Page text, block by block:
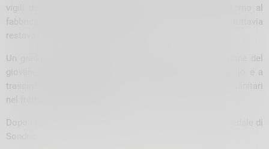
vigili del fuoco per posizionare le reti di sicurezza intorno al
fabbricato, hanno iniziato a dialogare con il ragazzo che tuttavia
restava fermo nelle proprie intenzioni.
Un graduato, approfittando di una momentanea distrazione del
giovane, è per fortuna riuscito a prenderlo per un braccio e a
trascinarlo lontano dal baratro per affidarlo alle cure dei sanitari
nel frattempo sopraggiunti.
Dopo i primi controlli il ragazzo è stato condotto all’ospedale di
Sondrio.